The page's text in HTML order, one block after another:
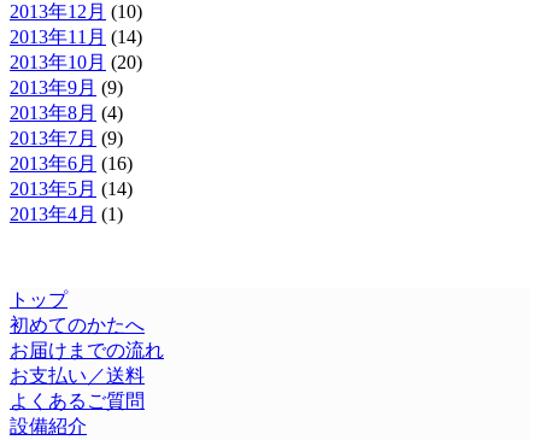
2013年12月 (10)
2013年11月 (14)
2013年10月 (20)
2013年9月 (9)
2013年8月 (4)
2013年7月 (9)
2013年6月 (16)
2013年5月 (14)
2013年4月 (1)
トップ
初めてのかたへ
お届けまでの流れ
お支払い／送料
よくあるご質問
設備紹介